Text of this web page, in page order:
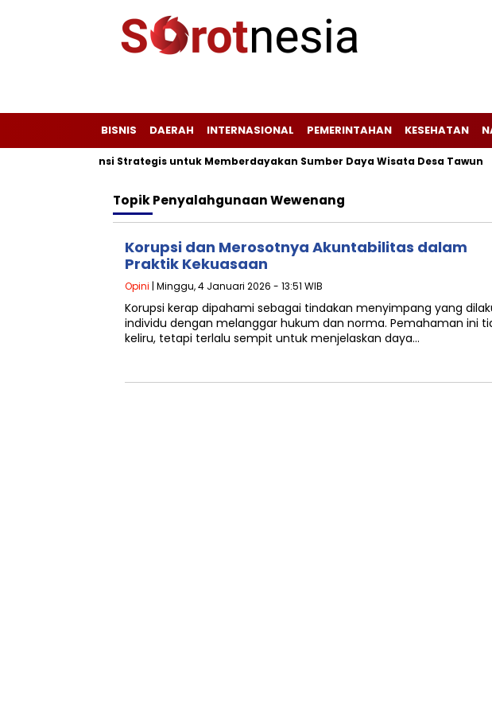
BISNIS DAERAH INTERNASIONAL PEMERINTAHAN KESEHATAN
Peta Potensi Strategis untuk Memberdayakan Sumber Daya Wisata Desa Tawun
TopikPenyalahgunaan Wewenang
Korupsi dan Merosotnya Akuntabilitas dalam
Praktik Kekuasaan
Opini | Minggu, 4 Januari 2026 - 13:51 WIB
Korupsi kerap dipahami sebagai tindakan menyimpang yang
individu dengan melanggar hukum dan norma. Pemahaman ini
keliru, tetapi terlalu sempit untuk menjelaskan daya…